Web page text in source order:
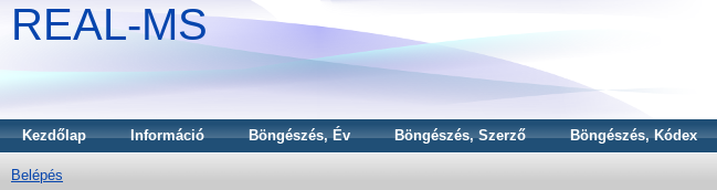
REAL-MS
Kezdőlap Információ Böngészés, Év Böngészés, Szerző Böngészés, Kódex
Belépés